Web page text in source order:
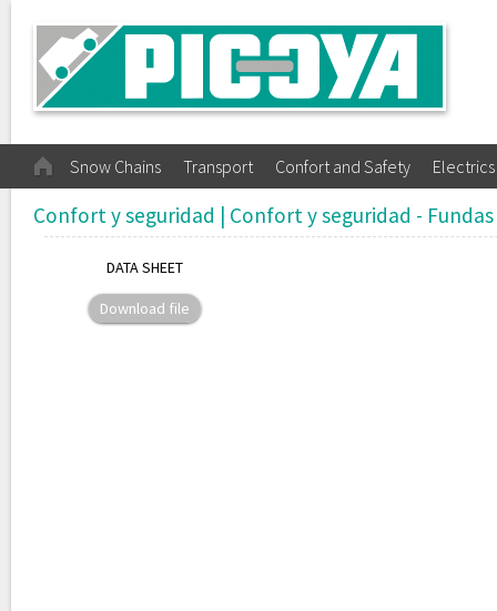
Snow Chains Transport Confort and Safety Electrics
Confort y seguridad | Confort y seguridad -
DATA SHEET
Download file